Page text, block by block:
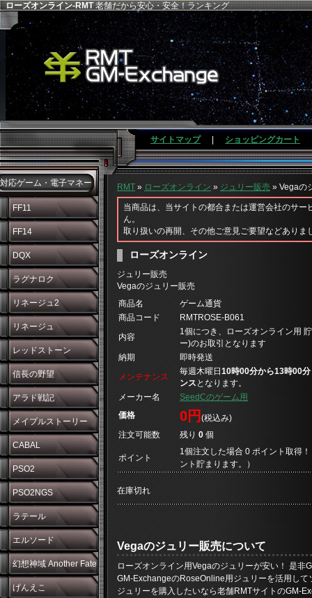
ローズオンライン-RMT老舗だから安心・安全！ランキング
サイトマップ ショッピングカート
対応ゲーム・電子マネー
FF11
FF14
DQX
ラグナロク
リネージュ2
リネージュ
レッドストーン
信長の野望
アラド戦記
メイプルストーリー
CABAL
PSO2
PSO2NGS
ラテール
エルソード
幻想神域 Another Fate
げんえこ
RMT» ローズオンライン » ジュリー販売 » Vegaの
当商品は、当サイトの都合または運営会社のサ
ん。
取り扱いの再開、その他ご意見ご要望などあり
ローズオンライン
ジュリー販売
Vegaのジュリー販売
商品名
ゲーム通貨
商品コード
RMTROSE-B061
内容
1個につき、ローズオンライン用
ー)のお取引となります
納期
即時発送
メンテナンス
毎週木曜日10時00分から13時00
ンス となります。
メーカー名
SeedCのゲーム用
価格
0円(税込み)
注文可能数
残り 0 個
ポイント
1個注文した場合 0 ポイント取得
ント貯まります。）
在庫切れ
Vegaのジュリー販売について
ローズオンライン用Vegaのジュリーが安い！ 是非
GM-ExchangeのRoseOnline用ジュリーを活用し
ジュリーを購入したいなら老舗RMTサイトのGM-